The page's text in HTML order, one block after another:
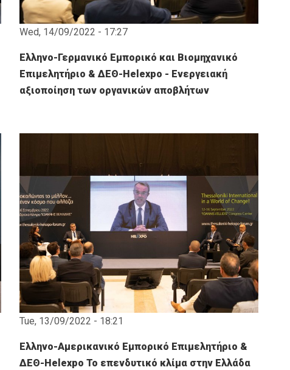
Wed, 14/09/2022 - 17:27
Ελληνο-Γερμανικό Εμπορικό και Βιομηχανικό
Επιμελητήριο & ΔΕΘ-Helexpo - Ενεργειακή
αξιοποίηση των οργανικών αποβλήτων
Tue, 13/09/2022 - 18:21
Ελληνο-Αμερικανικό Εμπορικό Επιμελητήριο &
ΔΕΘ-Helexpo Το επενδυτικό κλίμα στην Ελλάδα